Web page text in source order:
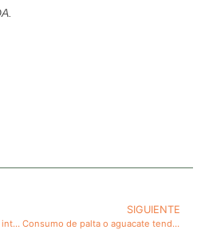
Alcaldesa, concejales, contralor interno y Contralor de la República. El caso de Providencia
SIGUIENTE
Consumo de palta o aguacate tendría entre otros beneficios importantes la reducción de colesterol malo (LDL).